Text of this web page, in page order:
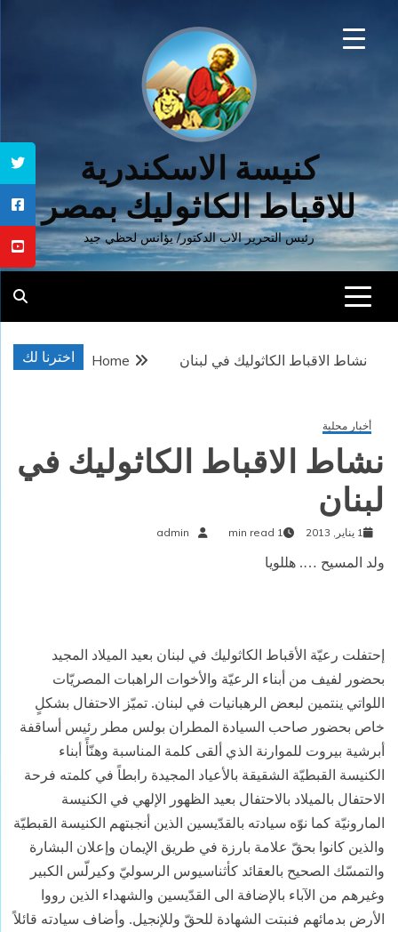
كنيسة الاسكندرية
للاقباط الكاثوليك بمصر
رئيس التحرير الاب الدكتور/ يؤانس لحظي جيد
اخترنا لك Home نشاط الاقباط الكاثوليك في لبنان
أخبار محلية
نشاط الاقباط الكاثوليك في
لبنان
1 يناير, 2013 1 min read
admin
ولد المسيح …. هللويا
إحتفلت رعيّة الأقباط الكاثوليك في لبنان بعيد الميلاد المجيد
بحضور لفيف من أبناء الرعيّة والأخوات الراهبات المصريّات
اللواتي ينتمين لبعض الرهبانيات في لبنان. تميّز الاحتفال بشكلٍ
خاص بحضور صاحب السيادة المطران بولس مطر رئيس أساقفة
أبرشية بيروت للموارنة الذي ألقى كلمة المناسبة وهنّأً أبناء
الكنيسة القبطيّة الشقيقة بالأعياد المجيدة رابطاً في كلمته فرحة
الاحتفال بالميلاد بالاحتفال بعيد الظهور الإلهي في الكنيسة
المارونيّة كما نوّه سيادته بالقدّيسين الذين أنجبتهم الكنيسة القبطيّة
والذين كانوا بحقّ علامة بارزة في طريق الإيمان وإعلان البشارة
والتمسّك الصحيح بالعقائد كأثناسيوس الرسوليّ وكيرلّس الكبير
وغيرهم من الآباء بالإضافة الى القدّيسين والشهداء الذين رووا
الأرض بدمائهم فنبتت الشهادة للحقّ وللإنجيل. وأضاف سيادته قائلاً